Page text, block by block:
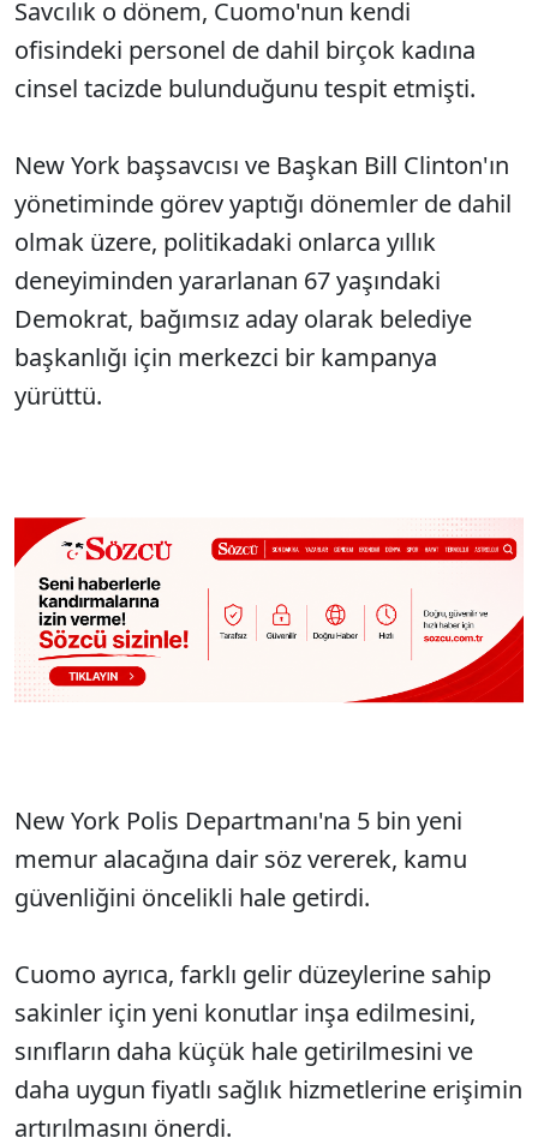
Savcılık o dönem, Cuomo'nun kendi
ofisindeki personel de dahil birçok kadına
cinsel tacizde bulunduğunu tespit etmişti.
New York başsavcısı ve Başkan Bill Clinton'ın
yönetiminde görev yaptığı dönemler de dahil
olmak üzere, politikadaki onlarca yıllık
deneyiminden yararlanan 67 yaşındaki
Demokrat, bağımsız aday olarak belediye
başkanlığı için merkezci bir kampanya
yürüttü.
New York Polis Departmanı'na 5 bin yeni
memur alacağına dair söz vererek, kamu
güvenliğini öncelikli hale getirdi.
Cuomo ayrıca, farklı gelir düzeylerine sahip
sakinler için yeni konutlar inşa edilmesini,
sınıfların daha küçük hale getirilmesini ve
daha uygun fiyatlı sağlık hizmetlerine erişimin
artırılmasını önerdi.